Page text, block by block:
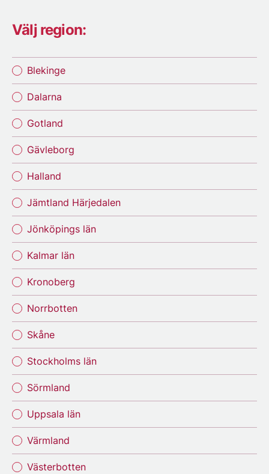
Välj region:
Blekinge
Dalarna
Gotland
Gävleborg
Halland
Jämtland Härjedalen
Jönköpings län
Kalmar län
Kronoberg
Norrbotten
Skåne
Stockholms län
Sörmland
Uppsala län
Värmland
Västerbotten